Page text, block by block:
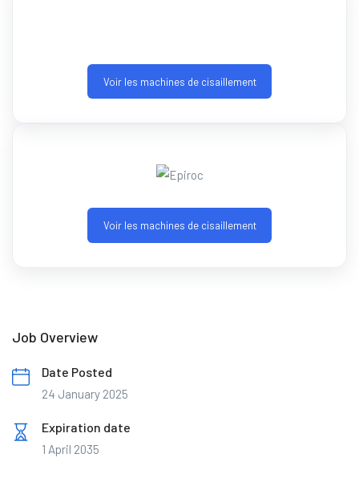
Voir les machines de cisaillement
Voir les machines de cisaillement
Job Overview
Date Posted
24 January 2025
Expiration date
1 April 2035